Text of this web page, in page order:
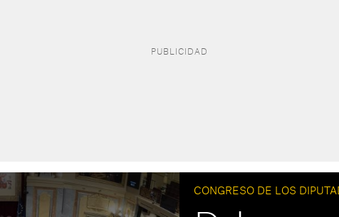
CONGRESO DE LOS